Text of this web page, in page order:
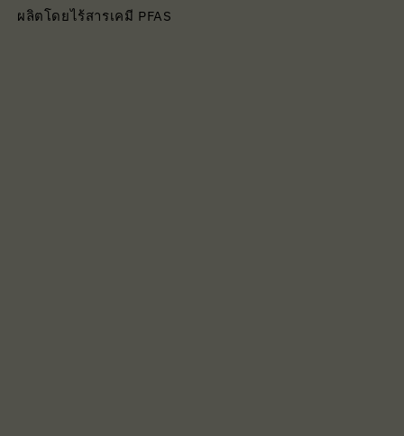
ผลิตโดยไร้สารเคมี PFAS